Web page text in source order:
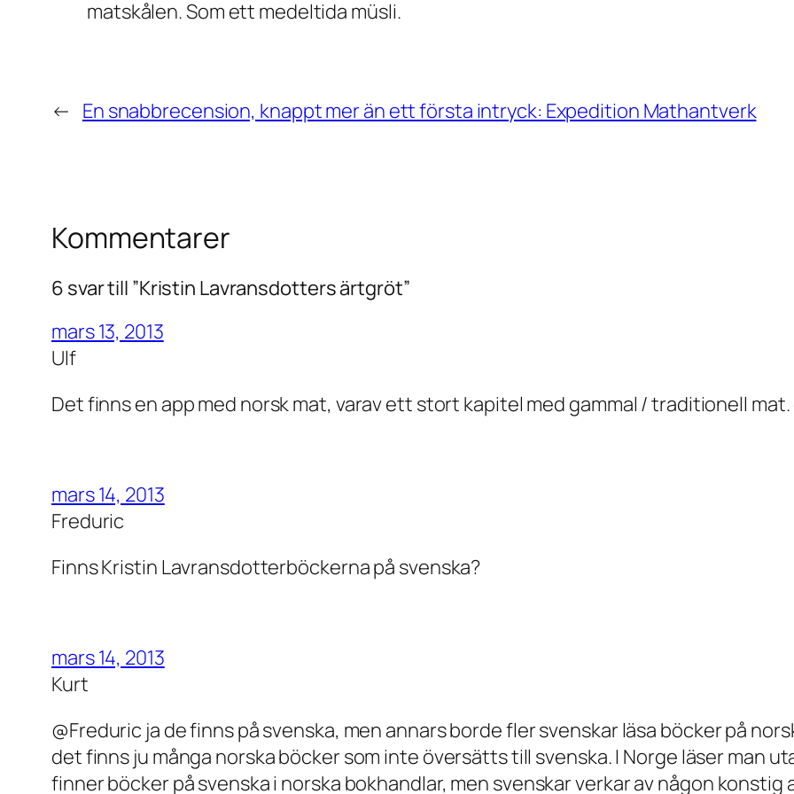
matskålen. Som ett medeltida müsli.
← En snabbrecension, knappt mer än ett första intryck: Expedition Mathantverk
Kommentarer
6 svar till ”Kristin Lavransdotters ärtgröt”
mars 13, 2013
Ulf
Det finns en app med norsk mat, varav ett stort kapitel med gammal / traditionell
mars 14, 2013
Freduric
Finns Kristin Lavransdotterböckerna på svenska?
mars 14, 2013
Kurt
@Freduric ja de finns på svenska, men annars borde fler svenskar läsa böcker på
det finns ju många norska böcker som inte översätts till svenska. I Norge läser man
finner böcker på svenska i norska bokhandlar, men svenskar verkar av någon